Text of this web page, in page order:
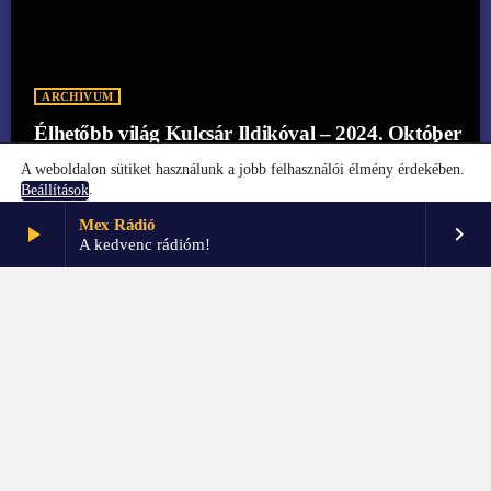
play_arrow
Mex Rádió
A kedvenc rádióm!
keyboard_arrow_right
ARCHÍVUM
Élhetőbb világ Kulcsár Ildikóval – 2024. Október
more_vert
A weboldalon sütiket használunk a jobb felhasználói élmény érdekében.
Beállítások.
Elfogadom Beállítások